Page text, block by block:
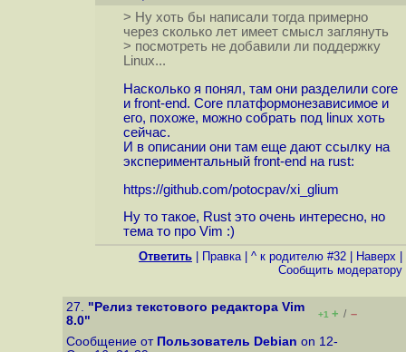
> Ну хоть бы написали тогда примерно
через сколько лет имеет смысл заглянуть
> посмотреть не добавили ли поддержку
Linux...
Насколько я понял, там они разделили core
и front-end. Core платформонезависимое и
его, похоже, можно собрать под linux хоть
сейчас.
И в описании они там еще дают ссылку на
экспериментальный front-end на rust:
https://github.com/potocpav/xi_glium
Ну то такое, Rust это очень интересно, но
тема то про Vim :)
Ответить Правка| ^ к родителю #32 Наверх
Cообщить модератору
27. "Релиз текстового редактора Vim
8.0"
+1 + / –
Сообщение от Пользователь Debian on 12-